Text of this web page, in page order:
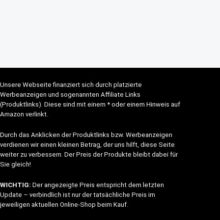
Unsere Webseite finanziert sich durch platzierte
Werbeanzeigen und sogenannten Affiliate Links
(Produktlinks). Diese sind mit einem * oder einem Hinweis auf
Amazon verlinkt.
Durch das Anklicken der Produktlinks bzw. Werbeanzeigen
verdienen wir einen kleinen Betrag, der uns hilft, diese Seite
weiter zu verbessern. Der Preis der Produkte bleibt dabei für
Sie gleich!
WICHTIG: Der angezeigte Preis entspricht dem letzten
Update – verbindlich ist nur der tatsächliche Preis im
jeweiligen aktuellen Online-Shop beim Kauf.